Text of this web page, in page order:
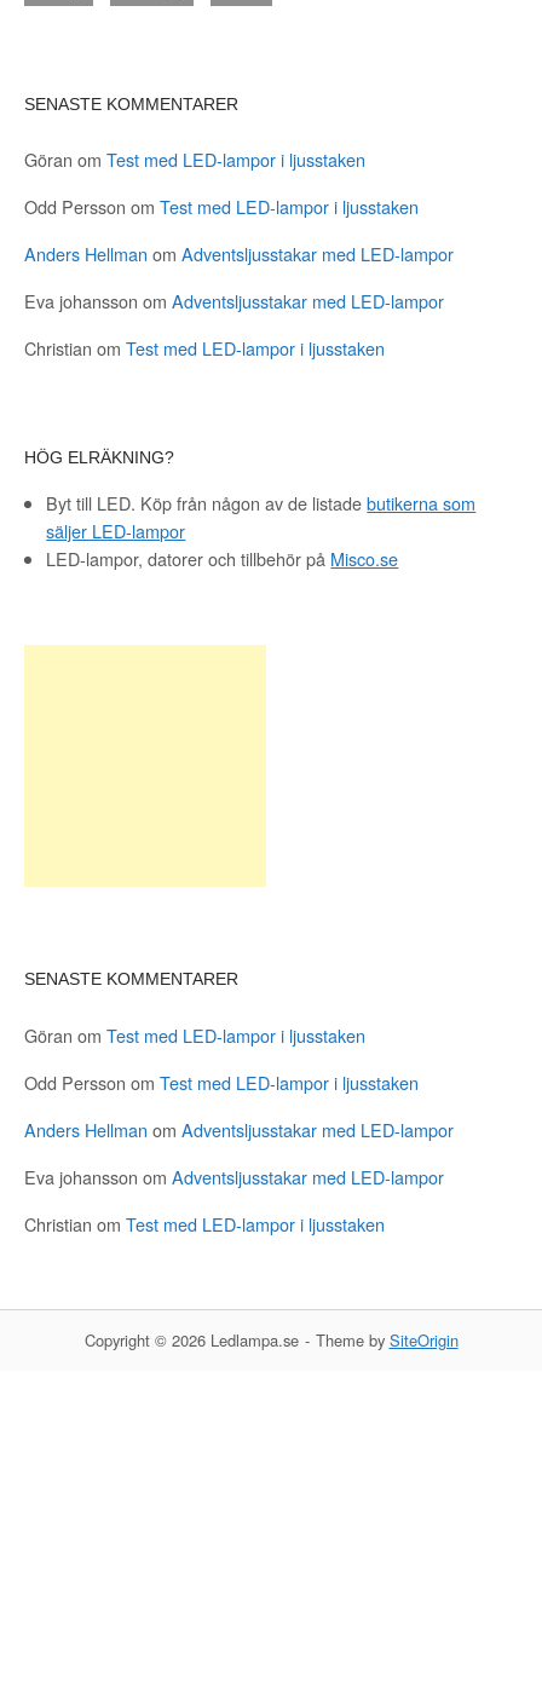
SENASTE KOMMENTARER
Göran om Test med LED-lampor i ljusstaken
Odd Persson om Test med LED-lampor i ljusstaken
Anders Hellman om Adventsljusstakar med LED-lampor
Eva johansson om Adventsljusstakar med LED-lampor
Christian om Test med LED-lampor i ljusstaken
HÖG ELRÄKNING?
Byt till LED. Köp från någon av de listadebutikerna som
säljer LED-lampor
LED-lampor, datorer och tillbehör på Misco.se
SENASTE KOMMENTARER
Göran om Test med LED-lampor i ljusstaken
Odd Persson om Test med LED-lampor i ljusstaken
Anders Hellman om Adventsljusstakar med LED-lampor
Eva johansson om Adventsljusstakar med LED-lampor
Christian om Test med LED-lampor i ljusstaken
Copyright © 2026 Ledlampa.se Theme by SiteOrigin